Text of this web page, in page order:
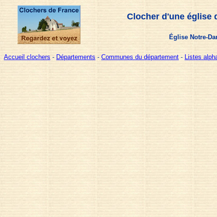
Clocher d'une église
Église Notre-
Accueil clochers - Départements - Communes du département - Listes